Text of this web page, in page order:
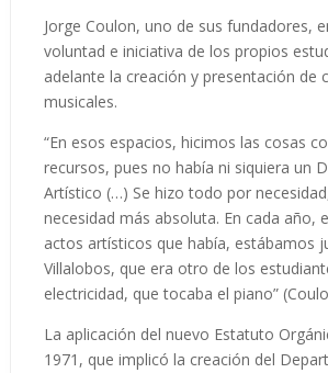
Jorge Coulon, uno de sus fundadores,
voluntad e iniciativa de los propios
adelante la creación y presentación de
musicales.
“En esos espacios, hicimos las cosas
recursos, pues no había ni siquiera un
Artístico (…) Se hizo todo por
necesidad más absoluta. En cada año,
actos artísticos que había, estábamos
Villalobos, que era otro de los
electricidad, que tocaba el piano”
La aplicación del nuevo Estatuto
1971, que implicó la creación del